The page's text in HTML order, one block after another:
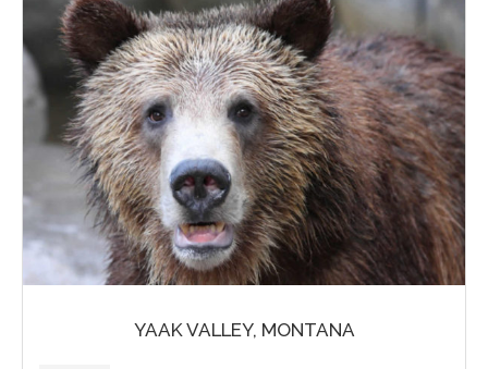
YAAK VALLEY, MONTANA